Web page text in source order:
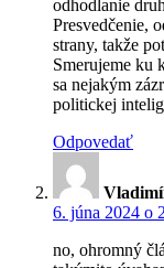
odhodlanie
Presvedčenie,
strany, takže
Smerujeme ku
sa nejakým
politickej
Odpovedať
6. júna 2024 o
no, ohromný